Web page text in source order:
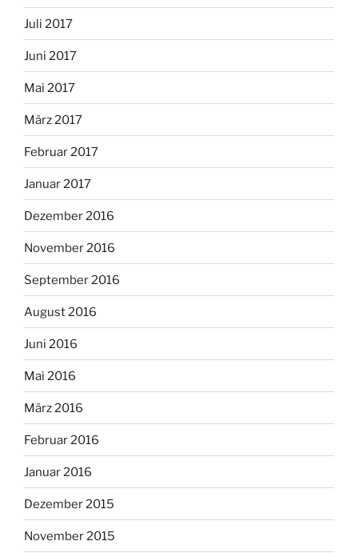
Juli 2017
Juni 2017
Mai 2017
März 2017
Februar 2017
Januar 2017
Dezember 2016
November 2016
September 2016
August 2016
Juni 2016
Mai 2016
März 2016
Februar 2016
Januar 2016
Dezember 2015
November 2015